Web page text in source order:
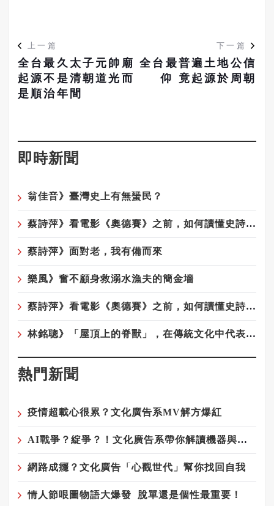
上一篇
全台最久太子元帥廟
起源不是清朝道光而
是順治年間
下一篇
全台最普遍土地公信
仰 竟起源於周朝
即時新聞
翁佳音》臺灣史上有無蜑民？
蔡詩萍》看電影《奧德賽》之前，如何讀懂史詩《奧德賽》！之2
蔡詩萍》面對老，我有備而來
樂風》奮不顧身救溺水漁夫的簡金墻
蔡詩萍》看電影《奧德賽》之前，如何讀懂史詩《奧德賽》
林銘聰》「屋頂上的脊獸」，在傳統文化中代表著什麼意涵呢？
熱門新聞
疫情超載心很累？文化廣告系MV解方爆紅
AI戰爭？綻爭？！文化廣告系帶你解讀機器與人類的奧妙關係
網路成癮？文化廣告「心觀世代」幫你找回自我
情人節哏圖物語大爆發 脫單還是個性最重要！